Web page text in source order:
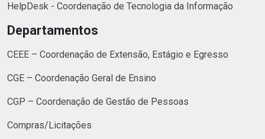
HelpDesk - Coordenação de Tecnologia da Informação
Departamentos
CEEE – Coordenação de Extensão, Estágio e Egresso
CGE – Coordenação Geral de Ensino
CGP – Coordenação de Gestão de Pessoas
Compras/Licitações